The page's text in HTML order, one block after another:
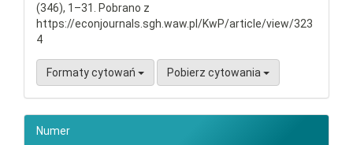
(346), 1–31. Pobrano z
https://econjournals.sgh.waw.pl/KwP/article/view/323
4
Formaty cytowań Pobierz cytowania
Numer